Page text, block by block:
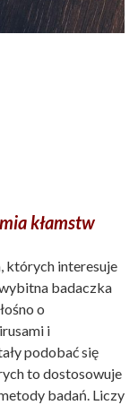
kłamstw
których interesuje
badaczka
o
i
podobać się
to dostosowuje
badań. Liczy